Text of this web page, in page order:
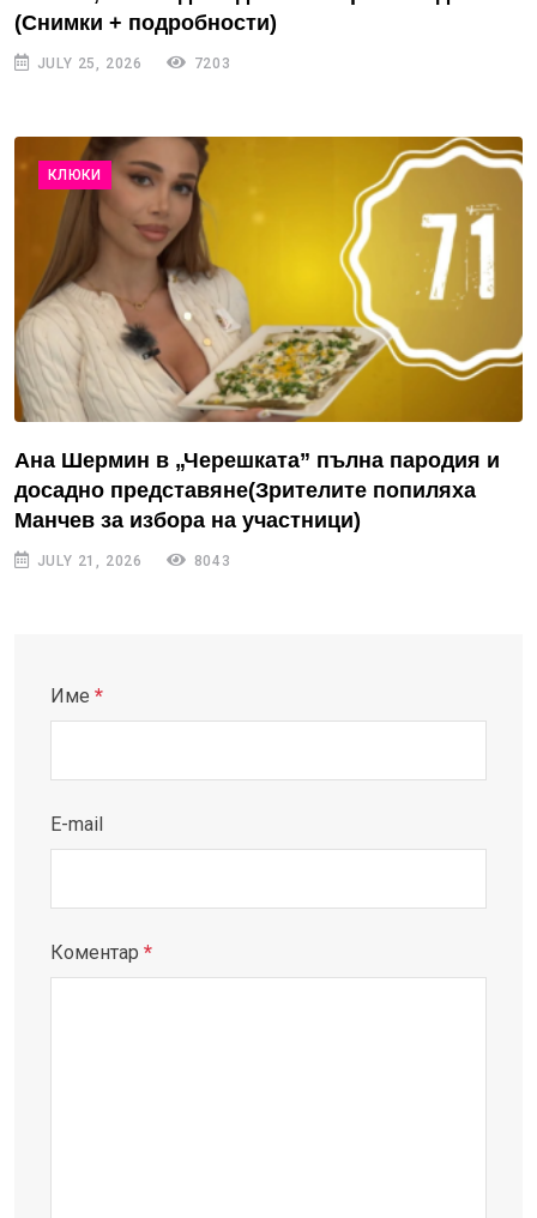
(Снимки + подробности)
JULY 25, 2026 7203
КЛЮКИ
Ана Шермин в „Черешката” пълна пародия и
досадно представяне(Зрителите попиляха
Манчев за избора на участници)
JULY 21, 2026 8043
Име *
E-mail
Коментар *